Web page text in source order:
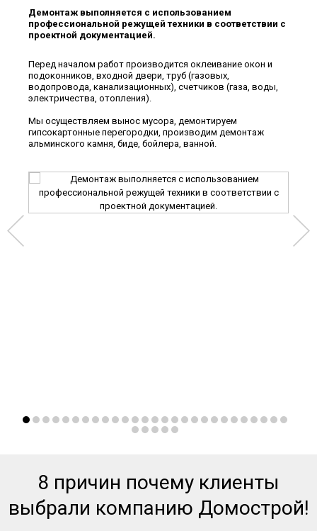
Демонтаж выполняется с использованием
профессиональной режущей техники в соответствии с
проектной документацией.
Перед началом работ производится оклеивание окон и
подоконников, входной двери, труб (газовых,
водопровода, канализационных), счетчиков (газа, воды,
электричества, отопления).
Мы осуществляем вынос мусора, демонтируем
гипсокартонные перегородки, производим демонтаж
альминского камня, биде, бойлера, ванной.
8 причин почему клиенты
выбрали компанию Домострой!